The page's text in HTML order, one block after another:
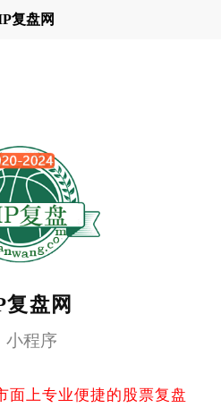
复盘网
盘网
小程序
面上专业便捷的股票复盘